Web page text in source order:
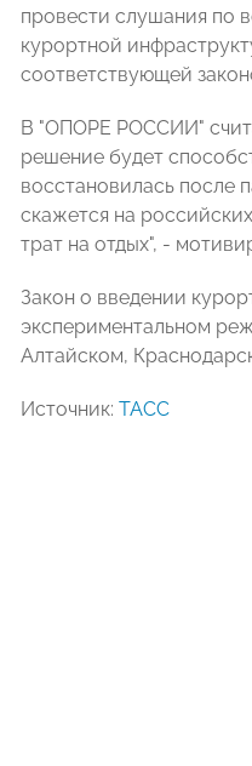
провести слушания по
курортной
соответствующей
В "ОПОРЕ РОССИИ"
решение будет
восстановилась после
скажется на
трат на отдых", -
Закон о введении
экспериментальном
Алтайском,
Источник: ТАСС